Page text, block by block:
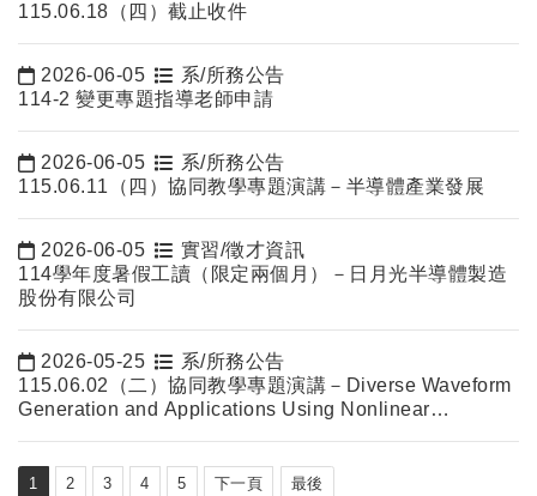
115.06.18（四）截止收件
日期：
2026-06-05
系/所務公告
114-2 變更專題指導老師申請
日期：
2026-06-05
系/所務公告
115.06.11（四）協同教學專題演講－半導體產業發展
日期：
2026-06-05
實習/徵才資訊
114學年度暑假工讀（限定兩個月）－日月光半導體製造
股份有限公司
日期：
2026-05-25
系/所務公告
115.06.02（二）協同教學專題演講－Diverse Waveform
Generation and Applications Using Nonlinear
1 2 3 4 5 下一頁 最後